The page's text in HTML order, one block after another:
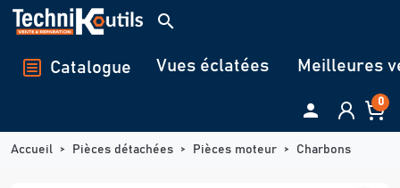
Panneau de gestion des cookies
search
Catalogue Vues éclatées Meilleures
 0
Accueil Pièces détachées Pièces moteur Charbons